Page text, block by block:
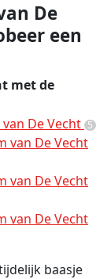
De
een
met de
De Vecht 5
van De Vecht
van De Vecht
van De Vecht
baasje